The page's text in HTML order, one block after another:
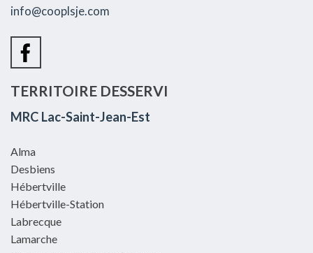
info@cooplsje.com
TERRITOIRE DESSERVI
MRC Lac-Saint-Jean-Est
Alma
Desbiens
Hébertville
Hébertville-Station
Labrecque
Lamarche